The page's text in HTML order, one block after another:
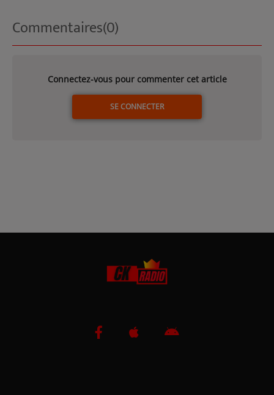
Commentaires(0)
Connectez-vous pour commenter cet article
SE CONNECTER